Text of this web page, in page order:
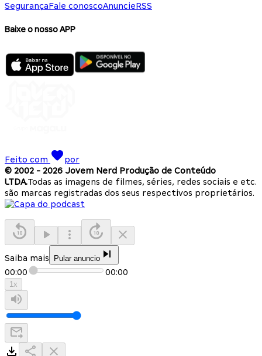
SegurançaFale conoscoAnuncieRSS
Baixe o nosso APP
Feito com
por
© 2002 - 2026 Jovem Nerd Produção de Conteúdo
LTDA.Todas as imagens de filmes, séries, redes sociais e etc.
são marcas registradas dos seus respectivos proprietários.
Saiba mais Pular anuncio
00:00 00:00
1x